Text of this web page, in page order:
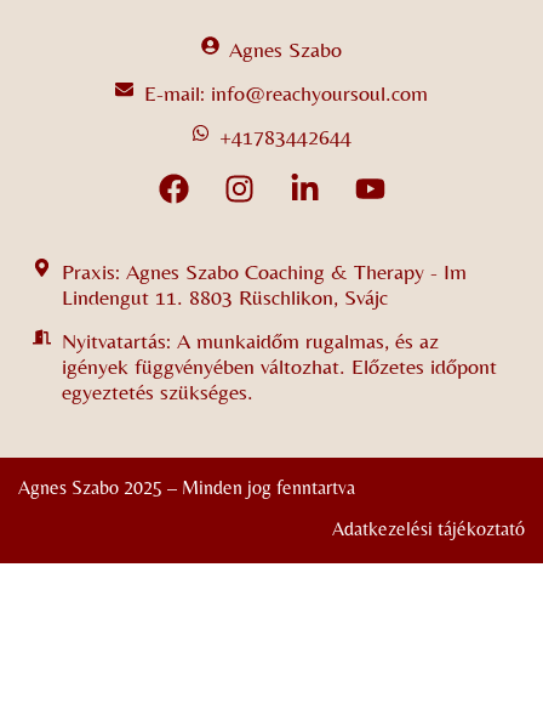
Agnes Szabo
E-mail: info@reachyoursoul.com
+41783442644
Praxis: Agnes Szabo Coaching & Therapy - Im
Lindengut 11. 8803 Rüschlikon, Svájc
Nyitvatartás: A munkaidőm rugalmas, és az
igények függvényében változhat. Előzetes időpont
egyeztetés szükséges.
Agnes Szabo 2025 – Minden jog fenntartva
Adatkezelési tájékoztató